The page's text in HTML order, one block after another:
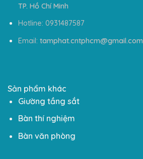
TP. Hồ Chí Minh
Hotline: 0931487587
Email: tamphat.cntphcm@gmail.com
Sản phẩm khác
Giường tầng sắt
Bàn thí nghiệm
Bàn văn phòng